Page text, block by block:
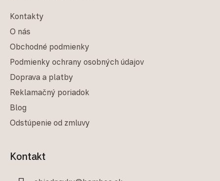
Kontakty
O nás
Obchodné podmienky
Podmienky ochrany osobných údajov
Doprava a platby
Reklamačný poriadok
Blog
Odstúpenie od zmluvy
Kontakt